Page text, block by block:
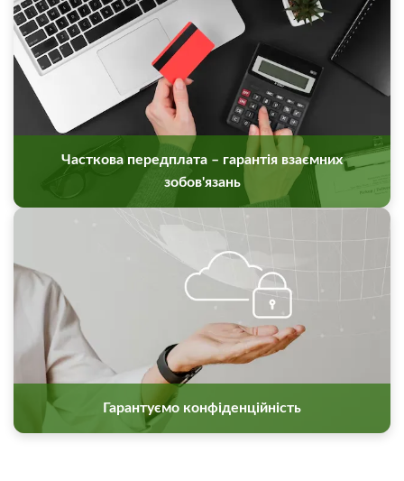
Часткова передплата – гарантія взаємних
зобов'язань
Гарантуємо конфіденційність